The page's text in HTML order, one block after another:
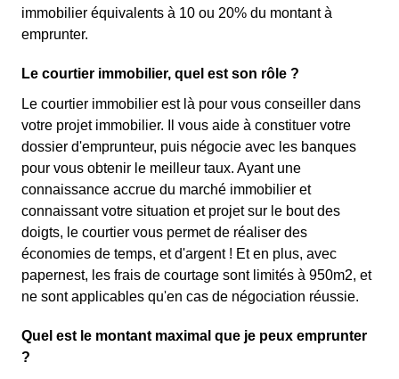
immobilier équivalents à 10 ou 20% du montant à
emprunter.
Le courtier immobilier, quel est son rôle ?
Le courtier immobilier est là pour vous conseiller dans
votre projet immobilier. Il vous aide à constituer votre
dossier d'emprunteur, puis négocie avec les banques
pour vous obtenir le meilleur taux. Ayant une
connaissance accrue du marché immobilier et
connaissant votre situation et projet sur le bout des
doigts, le courtier vous permet de réaliser des
économies de temps, et d'argent ! Et en plus, avec
papernest, les frais de courtage sont limités à 950m2, et
ne sont applicables qu'en cas de négociation réussie.
Quel est le montant maximal que je peux emprunter
?